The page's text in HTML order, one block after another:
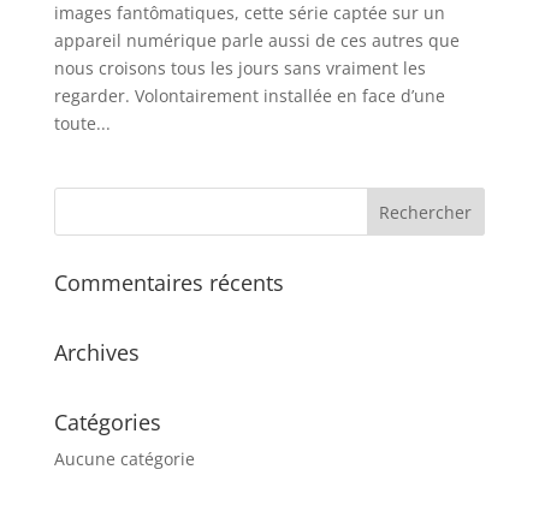
images fantômatiques, cette série captée sur un
appareil numérique parle aussi de ces autres que
nous croisons tous les jours sans vraiment les
regarder. Volontairement installée en face d’une
toute...
Commentaires récents
Archives
Catégories
Aucune catégorie